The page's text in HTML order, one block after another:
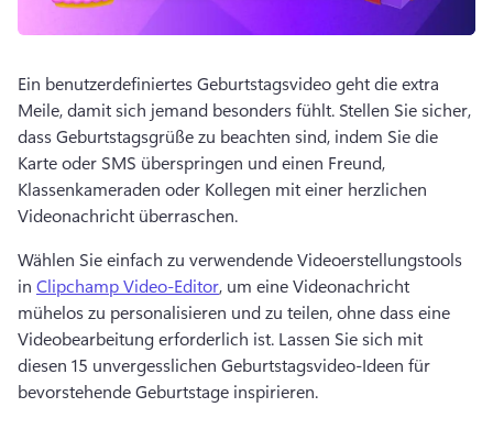
Ein benutzerdefiniertes Geburtstagsvideo geht die extra
Meile, damit sich jemand besonders fühlt. Stellen Sie sicher,
dass Geburtstagsgrüße zu beachten sind, indem Sie die
Karte oder SMS überspringen und einen Freund,
Klassenkameraden oder Kollegen mit einer herzlichen
Videonachricht überraschen.
Wählen Sie einfach zu verwendende Videoerstellungstools
in Clipchamp Video-Editor, um eine Videonachricht
mühelos zu personalisieren und zu teilen, ohne dass eine
Videobearbeitung erforderlich ist. Lassen Sie sich mit
diesen 15 unvergesslichen Geburtstagsvideo-Ideen für
bevorstehende Geburtstage inspirieren.